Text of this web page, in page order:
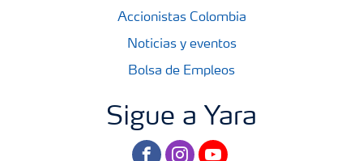
Accionistas Colombia
Noticias y eventos
Bolsa de Empleos
Sigue a Yara
facebookinstagram
youtube